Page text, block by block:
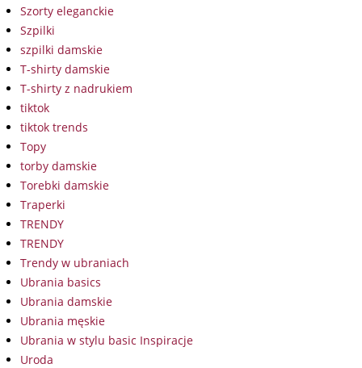
Szorty eleganckie
Szpilki
szpilki damskie
T-shirty damskie
T-shirty z nadrukiem
tiktok
tiktok trends
Topy
torby damskie
Torebki damskie
Traperki
TRENDY
TRENDY
Trendy w ubraniach
Ubrania basics
Ubrania damskie
Ubrania męskie
Ubrania w stylu basic Inspiracje
Uroda